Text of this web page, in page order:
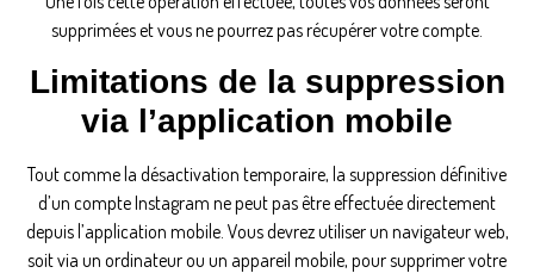
supprimées et vous ne pourrez pas récupérer votre compte.
Limitations de la suppression
via l’application mobile
Tout comme la désactivation temporaire, la suppression définitive
d’un compte Instagram ne peut pas être effectuée directement
depuis l’application mobile. Vous devrez utiliser un navigateur web,
soit via un ordinateur ou un appareil mobile, pour supprimer votre